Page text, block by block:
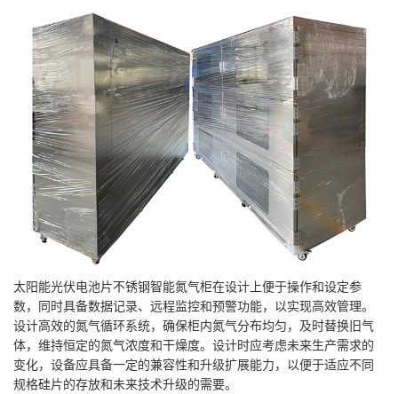
太阳能光伏电池片不锈钢智能氮气柜在设计上便于操作和设定参
数，同时具备数据记录、远程监控和预警功能，以实现高效管理。
设计高效的氮气循环系统，确保柜内氮气分布均匀，及时替换旧气
体，维持恒定的氮气浓度和干燥度。设计时应考虑未来生产需求的
变化，设备应具备一定的兼容性和升级扩展能力，以便于适应不同
规格硅片的存放和未来技术升级的需要。